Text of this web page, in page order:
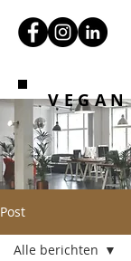
Post
Alle berichten